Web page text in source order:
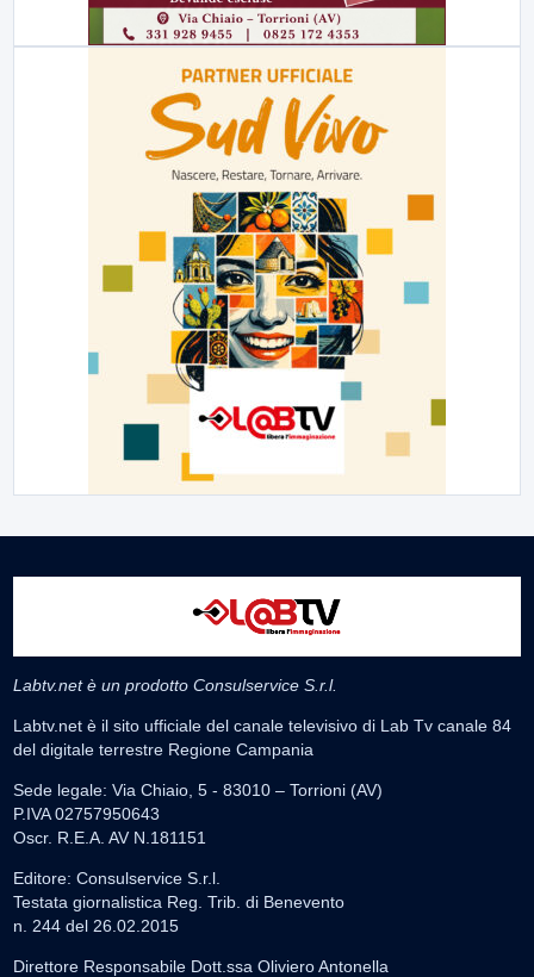
Labtv.net è un prodotto Consulservice S.r.l.
Labtv.net è il sito ufficiale del canale televisivo di Lab Tv canale 84
del digitale terrestre Regione Campania
Sede legale: Via Chiaio, 5 - 83010 – Torrioni (AV)
P.IVA 02757950643
Oscr. R.E.A. AV N.181151
Editore: Consulservice S.r.l.
Testata giornalistica Reg. Trib. di Benevento
n. 244 del 26.02.2015
Direttore Responsabile Dott.ssa Oliviero Antonella